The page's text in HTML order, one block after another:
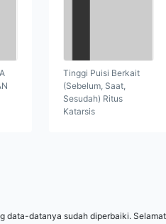
Tinggi Puisi Berkait
(Sebelum, Saat,
Sesudah) Ritus
Katarsis
data-datanya sudah diperbaiki.